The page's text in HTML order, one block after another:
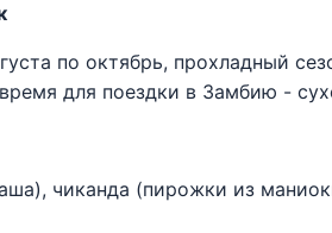
по октябрь, прохладный
для поездки в Замбию -
чиканда (пирожки из